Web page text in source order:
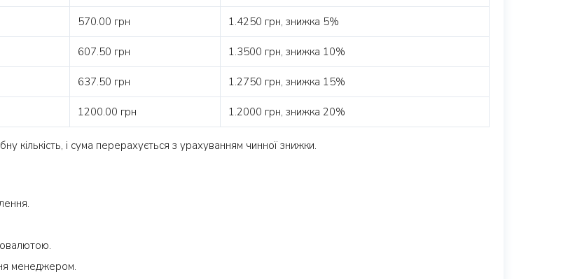
570.00 грн 1.4250 грн, знижка 5%
607.50 грн 1.3500 грн, знижка 10%
637.50 грн 1.2750 грн, знижка 15%
1200.00 грн 1.2000 грн, знижка 20%
кількість, і сума перерахується з урахуванням чинної знижки.
менеджером.